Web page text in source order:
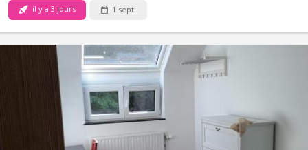
il y a 3 jours 1 sept.
Chambre meublée & fraîchement rénovée – Quartier de l'Hocaille ​
Vous cherchez un lieu de vie agréable, lumineux et idéalement
situé ? Venez nous rejoindre dans notre colocation de 3
personnes au sein d'une maison unifamiliale ! ​📍 Localisation
idéale ​Située dans le quartier très recherché de...